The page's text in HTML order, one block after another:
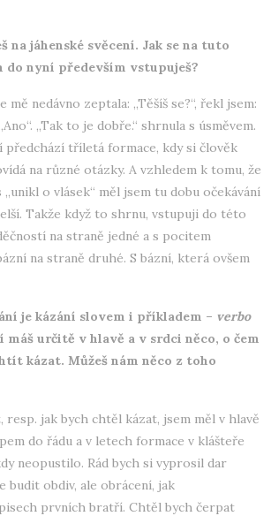
na jáhenské svěcení. Jak se na tuto
do nyní především vstupuješ?
mě nedávno zeptala: „Těšíš se?“, řekl jsem:
„Tak to je dobře.“ shrnula s úsměvem.
předchází tříletá formace, kdy si člověk
na různé otázky. A vzhledem k tomu, že
o vlásek“ měl jsem tu dobu očekávání
Takže když to shrnu, vstupuji do této
na straně jedné a s pocitem
na straně druhé. S bázní, která ovšem
je kázání slovem i příkladem – verbo
máš určitě v hlavě a v srdci něco, o čem
kázat. Můžeš nám něco z toho
resp. jak bych chtěl kázat, jsem měl v hlavě
do řádu a v letech formace v klášteře
neopustilo. Rád bych si vyprosil dar
budit obdiv, ale obrácení, jak
prvních bratří. Chtěl bych čerpat